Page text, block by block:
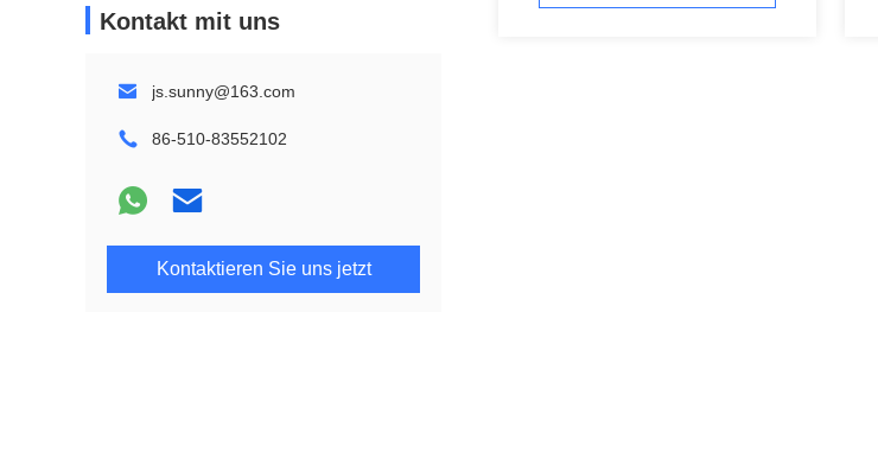
Kontakt mit uns
js.sunny@163.com
86-510-83552102
Kontaktieren Sie uns jetzt